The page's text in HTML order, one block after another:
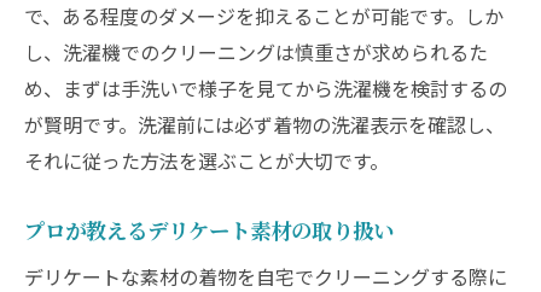
で、ある程度のダメージを抑えることが可能です。しか
し、洗濯機でのクリーニングは慎重さが求められるた
め、まずは手洗いで様子を見てから洗濯機を検討するの
が賢明です。洗濯前には必ず着物の洗濯表示を確認し、
それに従った方法を選ぶことが大切です。
プロが教えるデリケート素材の取り扱い
デリケートな素材の着物を自宅でクリーニングする際に